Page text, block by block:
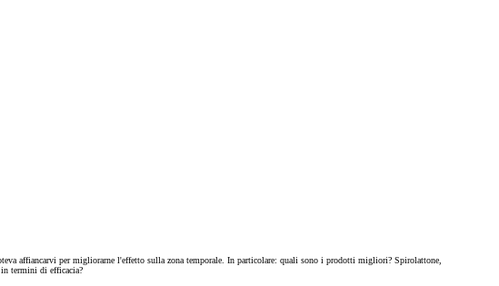
affiancarvi per migliorarne l'effetto sulla zona temporale. In particolare: quali sono i prodotti migliori? Spirolattone,
termini di efficacia?